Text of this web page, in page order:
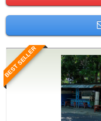
BEST SELLER